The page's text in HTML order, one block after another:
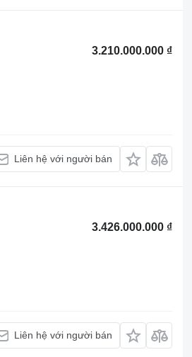
3.210.000.000 ₫
Liên hệ với người bán
3.426.000.000 ₫
Liên hệ với người bán